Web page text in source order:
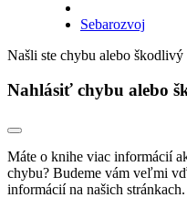
Sebarozvoj
Našli ste chybu alebo škodlivý
Nahlásiť chybu alebo
Máte o knihe viac informácií
chybu? Budeme vám veľmi
informácií na našich stránkach.